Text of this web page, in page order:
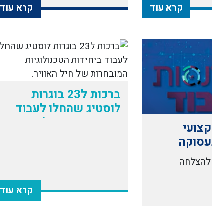
קרא עוד קרא עוד
להצלחה
ברכות ל23 בוגרות
לוסטיג שהחלו לעבוד
ביחידות הטכנולוגיות
קרא עוד